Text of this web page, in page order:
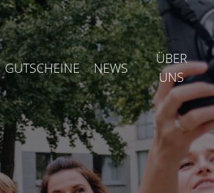
GUTSCHEINE NEWS
ÜBER
UNS